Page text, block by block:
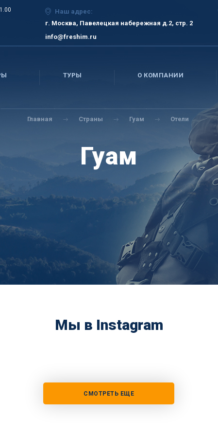
Наш адрес:
г. Москва, Павелецкая набережная д.2, стр. 2
info@freshim.ru
ТУРЫ О КОМПАНИИ
Главная Страны Гуам Отели
Гуам
Мы в Instagram
СМОТРЕТЬ ЕЩЕ